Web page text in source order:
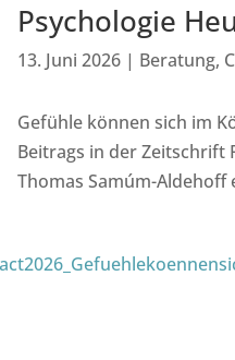
Psychologie
13. Juni 2026 | Beratung,
Gefühle können sich im
Beitrags in der Zeitschrift
Thomas Samúm-